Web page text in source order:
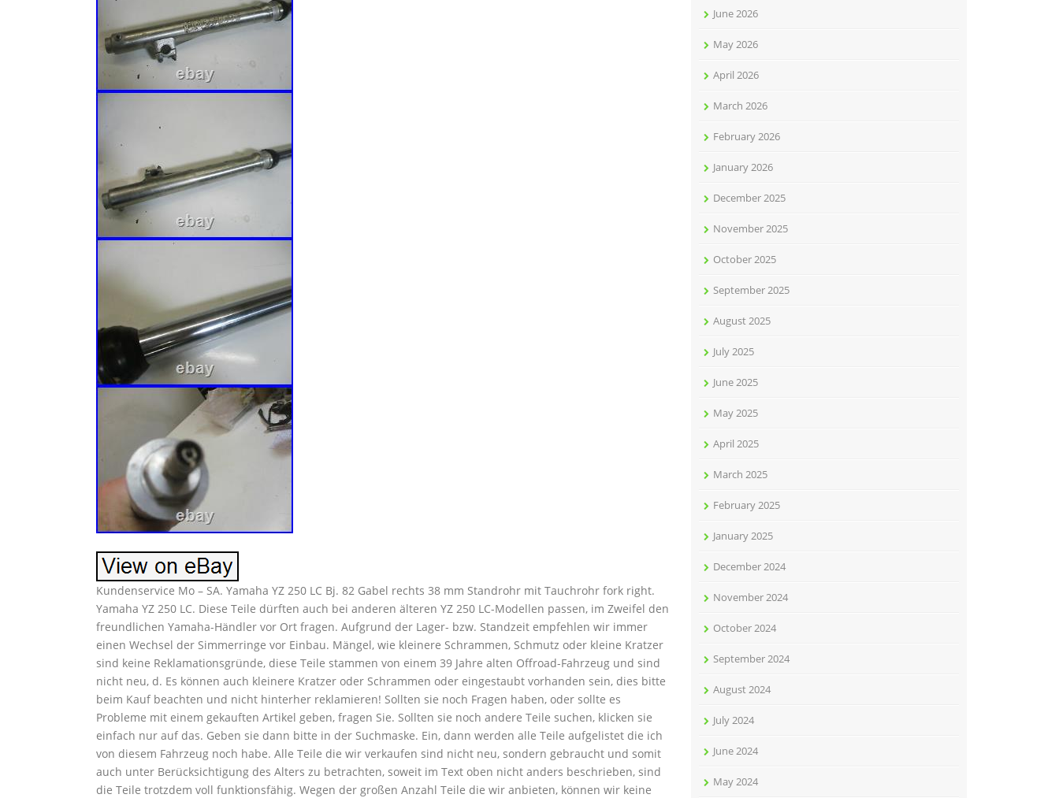
Kundenservice Mo – SA. Yamaha YZ 250 LC Bj. 82 Gabel rechts 38 mm Standrohr mit Tauchrohr fork right.
Yamaha YZ 250 LC. Diese Teile dürften auch bei anderen älteren YZ 250 LC-Modellen passen, im Zweifel den
freundlichen Yamaha-Händler vor Ort fragen. Aufgrund der Lager- bzw. Standzeit empfehlen wir immer
einen Wechsel der Simmerringe vor Einbau. Mängel, wie kleinere Schrammen, Schmutz oder kleine Kratzer
sind keine Reklamationsgründe, diese Teile stammen von einem 39 Jahre alten Offroad-Fahrzeug und sind
nicht neu, d. Es können auch kleinere Kratzer oder Schrammen oder eingestaubt vorhanden sein, dies bitte
beim Kauf beachten und nicht hinterher reklamieren! Sollten sie noch Fragen haben, oder sollte es
Probleme mit einem gekauften Artikel geben, fragen Sie. Sollten sie noch andere Teile suchen, klicken sie
einfach nur auf das. Geben sie dann bitte in der Suchmaske. Ein, dann werden alle Teile aufgelistet die ich
von diesem Fahrzeug noch habe. Alle Teile die wir verkaufen sind nicht neu, sondern gebraucht und somit
auch unter Berücksichtigung des Alters zu betrachten, soweit im Text oben nicht anders beschrieben, sind
die Teile trotzdem voll funktionsfähig. Wegen der großen Anzahl Teile die wir anbieten, können wir keine
June 2026
May 2026
April 2026
March 2026
February 2026
January 2026
December 2025
November 2025
October 2025
September 2025
August 2025
July 2025
June 2025
May 2025
April 2025
March 2025
February 2025
January 2025
December 2024
November 2024
October 2024
September 2024
August 2024
July 2024
June 2024
May 2024